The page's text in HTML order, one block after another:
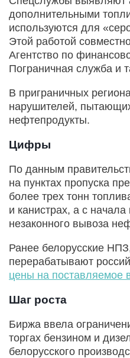
дополнительными
используются для
Этой работой
Агентство по
Пограничная служба и
В приграничных
нарушителей,
нефтепродукты.
Цифры
По данным
на пунктах пропуска
более трех тонн
и канистрах, а с
незаконного вывоза
Ранее белорусские
перерабатывают
цены на поставляемое
Шаг роста
Биржа ввела
торгах бензином и
белорусского